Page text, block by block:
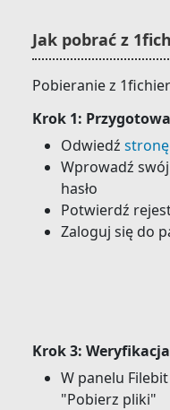
Jak pobrać z
Pobieranie z
Krok 1:
Odwiedź
Wprowadź
hasło
Potwierdź
Zaloguj się do
Krok 3:
W panelu
"Pobierz pliki"